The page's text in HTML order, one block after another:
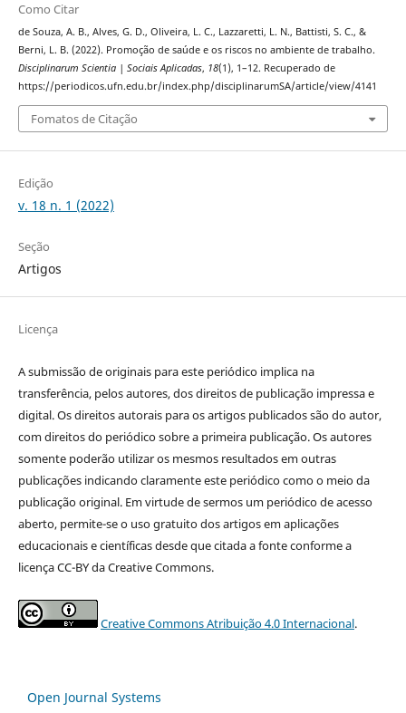
Como Citar
de Souza, A. B., Alves, G. D., Oliveira, L. C., Lazzaretti, L. N., Battisti, S. C., &
Berni, L. B. (2022). Promoção de saúde e os riscos no ambiente de trabalho.
Disciplinarum Scientia | Sociais Aplicadas, 18(1), 1–12. Recuperado de
https://periodicos.ufn.edu.br/index.php/disciplinarumSA/article/view/4141
Fomatos de Citação
Edição
v. 18 n. 1 (2022)
Seção
Artigos
Licença
A submissão de originais para este periódico implica na
transferência, pelos autores, dos direitos de publicação impressa e
digital. Os direitos autorais para os artigos publicados são do autor,
com direitos do periódico sobre a primeira publicação. Os autores
somente poderão utilizar os mesmos resultados em outras
publicações indicando claramente este periódico como o meio da
publicação original. Em virtude de sermos um periódico de acesso
aberto, permite-se o uso gratuito dos artigos em aplicações
educacionais e científicas desde que citada a fonte conforme a
licença CC-BY da Creative Commons.
Creative Commons Atribuição 4.0 Internacional.
Open Journal Systems